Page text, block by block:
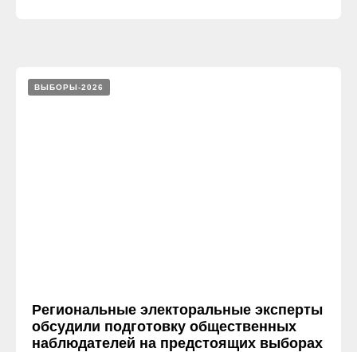
ВЫБОРЫ-2026
Региональные электоральные эксперты
обсудили подготовку общественных
наблюдателей на предстоящих выборах